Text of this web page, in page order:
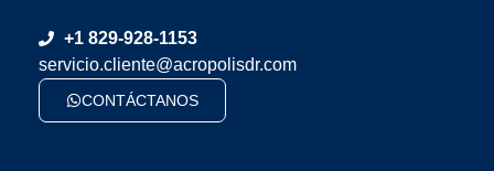
+1 829-928-1153
servicio.cliente@acropolisdr.com
CONTÁCTANOS